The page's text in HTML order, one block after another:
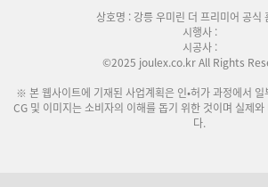
상호명 : 강릉 우미린 더 프리미어 공식
시행사 :
시공사 :
©2025 joulex.co.kr All Rights
※ 본 웹사이트에 기재된 사업계획은 인•허가 과정에서
CG 및 이미지는 소비자의 이해를 돕기 위한 것이며 실제
다.